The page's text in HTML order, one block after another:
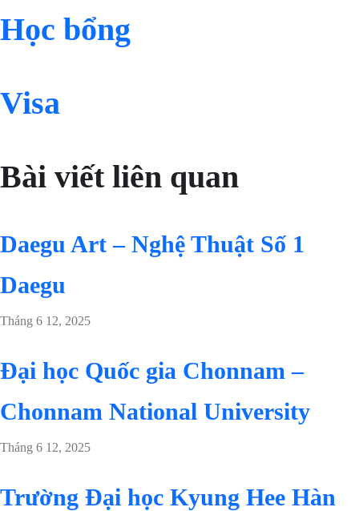
Học bổng
Visa
Bài viết liên quan
Daegu Art – Nghệ Thuật Số 1
Daegu
Tháng 6 12, 2025
Đại học Quốc gia Chonnam –
Chonnam National University
Tháng 6 12, 2025
Trường Đại học Kyung Hee Hàn